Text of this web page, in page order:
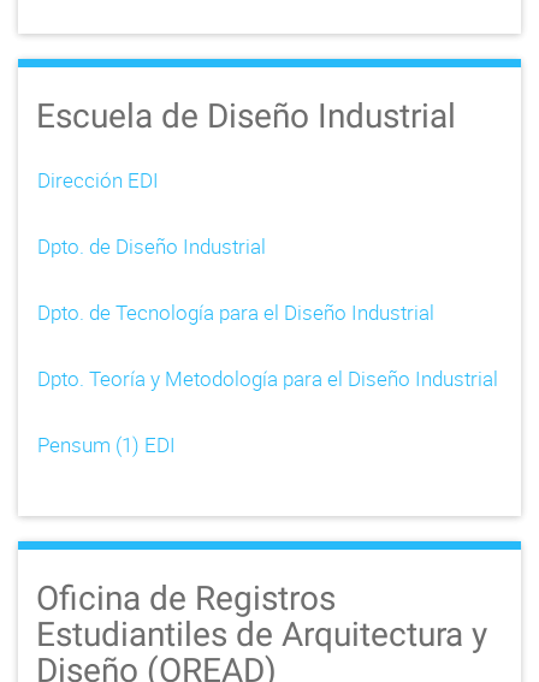
Escuela de Diseño Industrial
Dirección EDI
Dpto. de Diseño Industrial
Dpto. de Tecnología para el Diseño Industrial
Dpto. Teoría y Metodología para el Diseño Industrial
Pensum (1) EDI
Oficina de Registros
Estudiantiles de Arquitectura y
Diseño (OREAD)